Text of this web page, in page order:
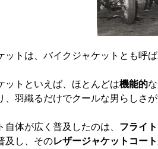
ットは、バイクジャケットとも呼
ットといえば、ほとんどは機能的
、羽織るだけでクールな男らしさ
自体が広く普及したのは、 フライ
及し、そのレザージャケットコート